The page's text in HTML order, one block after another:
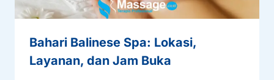
Bahari Balinese Spa: Lokasi,
Layanan, dan Jam Buka